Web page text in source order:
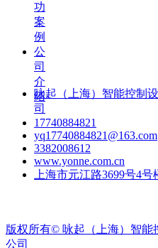
功
案
例
公
司
介
绍
咏起（上海）智能控制
司
17740884821
yq17740884821@163.com
3382008612
www.yonne.com.cn
上海市元江路3699号4号
版权所有© 咏起（上海）智能
公司